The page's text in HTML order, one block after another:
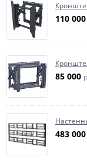
110 000
85 000
483 000